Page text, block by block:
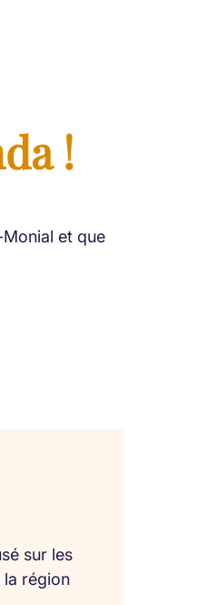
!
et que
sur les
région